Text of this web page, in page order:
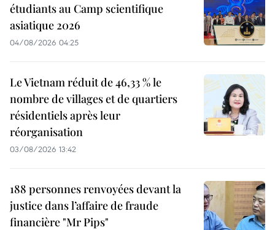
étudiants au Camp scientifique
asiatique 2026
04/08/2026 04:25
Le Vietnam réduit de 46,33 % le
nombre de villages et de quartiers
résidentiels après leur
réorganisation
03/08/2026 13:42
188 personnes renvoyées devant la
justice dans l’affaire de fraude
financière "Mr Pips"